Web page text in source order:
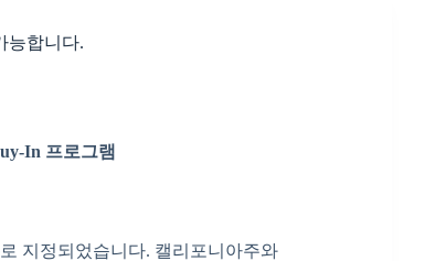
능합니다.
In 프로그램
로 지정되었습니다. 캘리포니아주와